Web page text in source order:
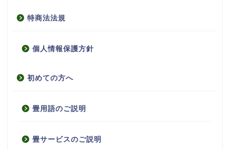
特商法法規
個人情報保護方針
初めての方へ
畳用語のご説明
畳サービスのご説明